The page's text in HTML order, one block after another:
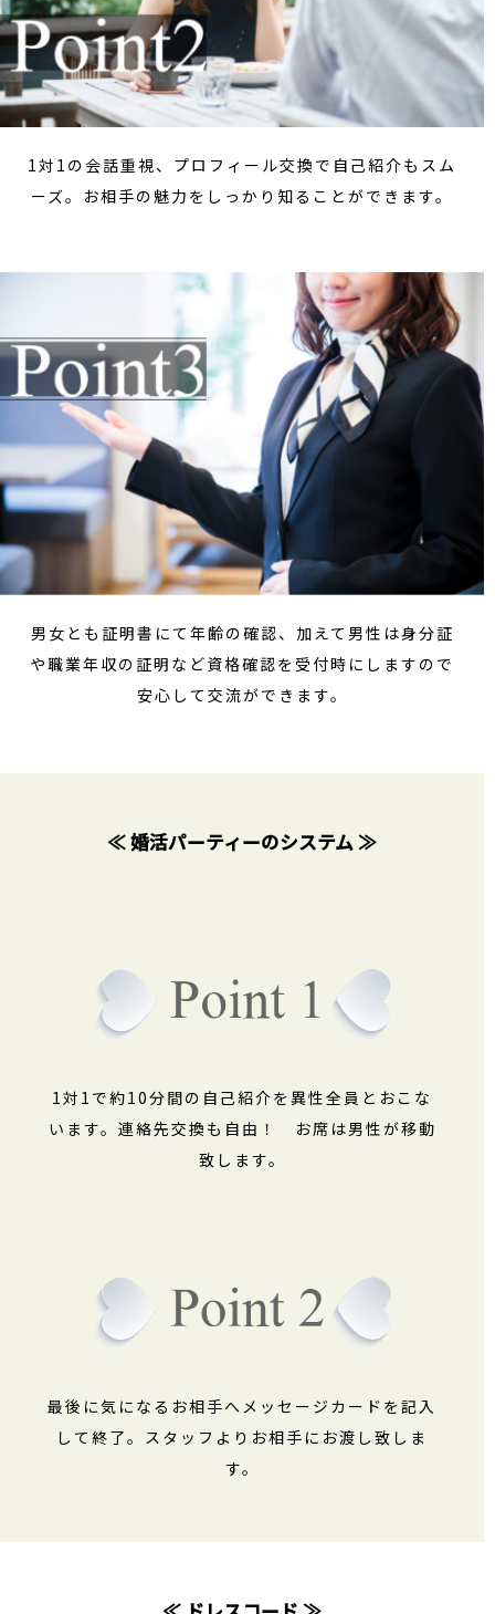
1対1の会話重視、プロフィール交換で自己紹介もスム
ーズ。お相手の魅力をしっかり知ることができます。
男女とも証明書にて年齢の確認、加えて男性は身分証
や職業年収の証明など資格確認を受付時にしますので
安心して交流ができます。
≪ 婚活パーティーのシステム ≫
1対1で約10分間の自己紹介を異性全員とおこな
います。連絡先交換も自由！ お席は男性が移動
致します。
最後に気になるお相手へメッセージカードを記入
して終了。スタッフよりお相手にお渡し致しま
す。